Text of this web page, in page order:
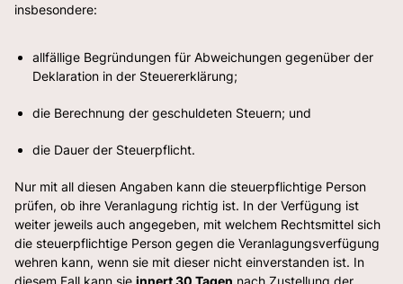
insbesondere:
allfällige Begründungen für Abweichungen gegenüber der
Deklaration in der Steuererklärung;
die Berechnung der geschuldeten Steuern; und
die Dauer der Steuerpflicht.
Nur mit all diesen Angaben kann die steuerpflichtige Person
prüfen, ob ihre Veranlagung richtig ist. In der Verfügung ist
weiter jeweils auch angegeben, mit welchem Rechtsmittel sich
die steuerpflichtige Person gegen die Veranlagungsverfügung
wehren kann, wenn sie mit dieser nicht einverstanden ist. In
diesem Fall kann sie innert 30 Tagen nach Zustellung der